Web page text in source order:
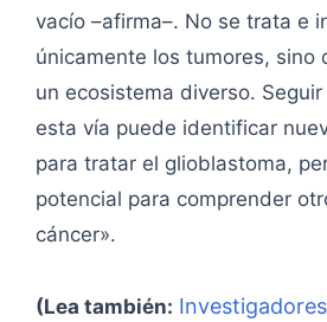
vacío –afirma–. No se trata e
únicamente los tumores, sino
un ecosistema diverso.
esta vía puede identificar
para tratar el glioblastoma,
potencial para comprender
cáncer».
(Lea también: